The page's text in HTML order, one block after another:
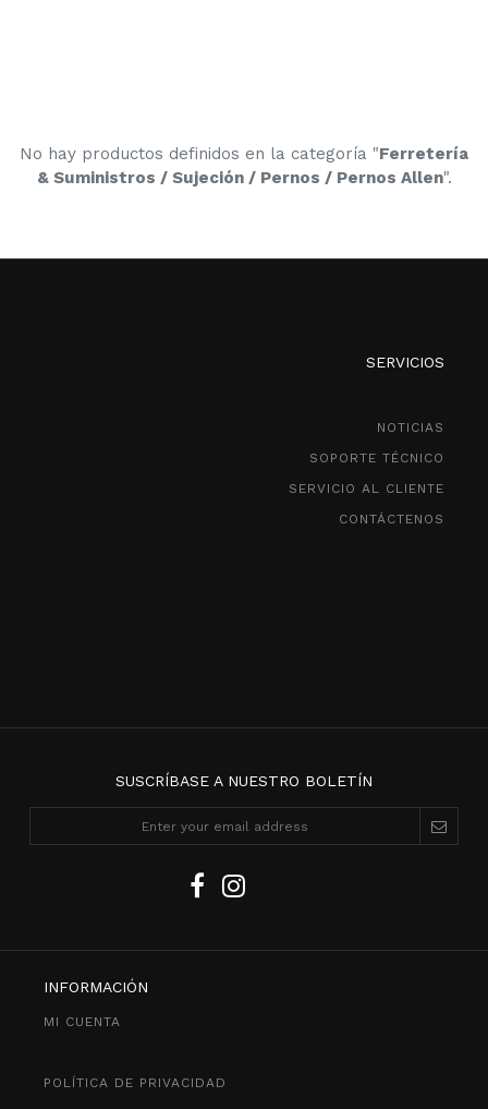
No hay productos definidos en la categoría "Ferretería
& Suministros / Sujeción / Pernos / Pernos Allen".
SERVICIOS
NOTICIAS
SOPORTE TÉCNICO
SERVICIO AL CLIENTE
CONTÁCTENOS
SUSCRÍBASE A NUESTRO BOLETÍN
INFORMACIÓN
MI CUENTA
POLÍTICA DE PRIVACIDAD